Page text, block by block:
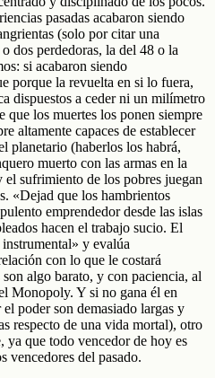
pasadas acabaron siendo
(solo por citar una
dos perdedoras, la del 48 o la
si acabaron siendo
porque la revuelta en si lo fuera,
dispuestos a ceder ni un milímetro
que los muertes los ponen siempre
altamente capaces de establecer
planetario (haberlos los habrá,
muerto con las armas en la
sufrimiento de los pobres juegan
«Dejad que los hambrientos
emprendedor desde las islas
hacen el trabajo sucio. El
y evalúa
con lo que le costará
algo barato, y con paciencia, al
Monopoly. Y si no gana él en
poder son demasiado largas y
respecto de una vida mortal), otro
ya que todo vencedor de hoy es
vencedores del pasado.